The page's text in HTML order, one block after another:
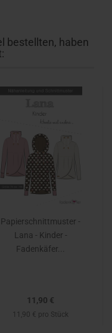
bestellten, haben
Papierschnittmuster -
Lana - Kinder -
Fadenkäfer...
11,90 €
11,90 € pro Stück